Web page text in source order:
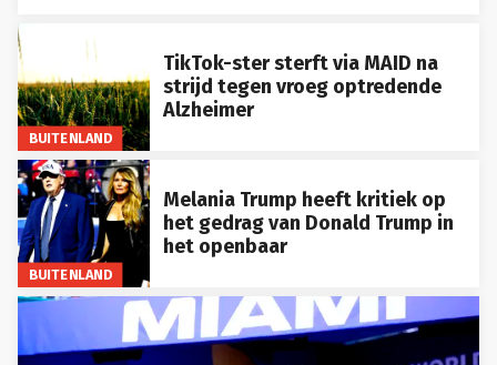
BUITENLAND
TikTok-ster sterft via MAID na
strijd tegen vroeg optredende
Alzheimer
BUITENLAND
Melania Trump heeft kritiek op
het gedrag van Donald Trump in
het openbaar